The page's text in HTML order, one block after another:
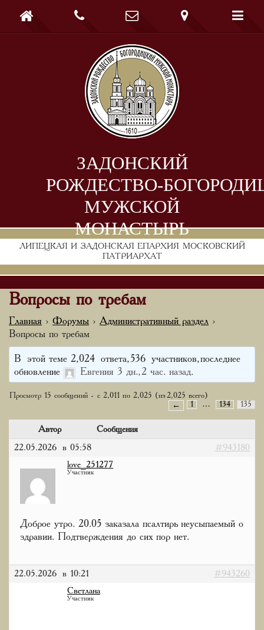
ЗАДОНСКИЙ
РОЖДЕСТВО-
МУЖСКОЙ
МОНАСТЫРЬ
ЛИПЕЦКАЯ И ЗАДОНСКАЯ ЕПАРХИЯ МОСКОВСКИЙ
ПАТРИАРХАТ
    
Вопросы по требам
Главная › Форумы › Административный раздел ›
Вопросы по требам
В этой теме 2,024 ответа, 536 участников, последнее
обновление
Евгения 3 дн., 2 час. назад.
Просмотр 15 сообщений - с 2,011 по 2,025 (из 2,025 всего)
←
1 … 134 135
Автор Сообщения
22.05.2026 в 05:58 #943180
love_251277
Участник
Доброе утро. 20.05 заказала псалтирь неусыпаемый о
здравии. Подтверждения до сих пор нет.
22.05.2026 в 10:21 #943260
Светлана
Участник